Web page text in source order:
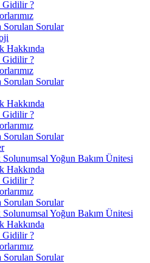
Gidilir ?
Sorulan Sorular
Hakkında
Gidilir ?
Sorulan Sorular
Hakkında
Gidilir ?
Sorulan Sorular
Solunumsal Yoğun Bakım Ünitesi
Hakkında
Gidilir ?
Sorulan Sorular
Solunumsal Yoğun Bakım Ünitesi
Hakkında
Gidilir ?
Sorulan Sorular